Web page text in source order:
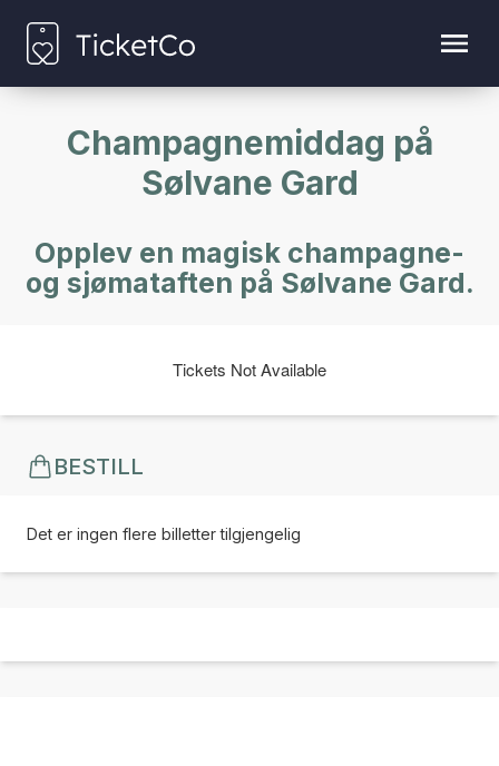
Champagnemiddag på
Sølvane Gard
Opplev en magisk champagne-
og sjømataften på Sølvane Gard.
Tickets Not Available
BESTILL
Det er ingen flere billetter tilgjengelig